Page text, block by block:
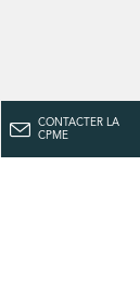
CONTACTER LA
CPME